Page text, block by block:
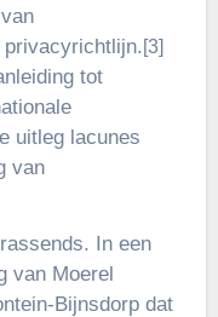
privacyrichtlijn.[3]
tot
uitleg lacunes
van
In een
van Moerel
Bijnsdorp dat